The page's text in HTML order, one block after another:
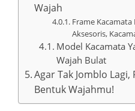
Wajah
Frame Kacamata
Aksesoris,
Model Kacamata
Wajah Bulat
Agar Tak Jomblo
Bentuk Wajahmu!